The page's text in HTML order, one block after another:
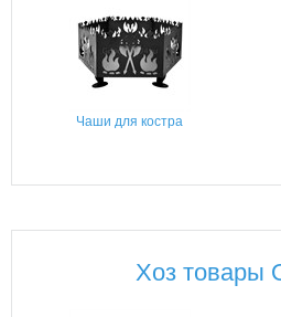
Чаши для костра
Хоз